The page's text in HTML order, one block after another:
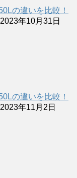
の違いを比較！
2023年10月31日
の違いを比較！
2023年11月2日